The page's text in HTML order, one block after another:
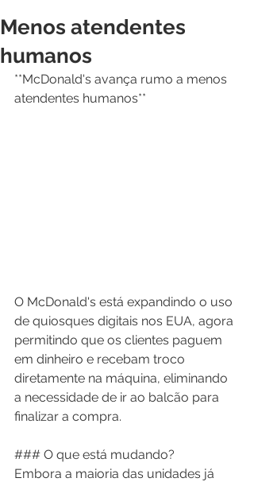
Menos atendentes
humanos
**McDonald's avança rumo a menos
atendentes humanos**
O McDonald's está expandindo o uso
de quiosques digitais nos EUA, agora
permitindo que os clientes paguem
em dinheiro e recebam troco
diretamente na máquina, eliminando
a necessidade de ir ao balcão para
finalizar a compra.
### O que está mudando?
Embora a maioria das unidades já